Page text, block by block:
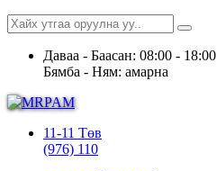
Даваа - Баасан: 08:00 - 18:00
Бямба - Ням: амарна
11-11 Төв
(976) 110